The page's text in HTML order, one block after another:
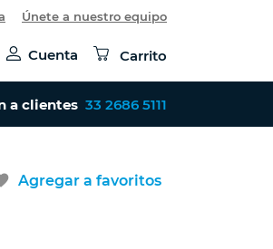
Únete a nuestro equipo
Cuenta Carrito
a clientes 33 2686 5111
Agregar a favoritos